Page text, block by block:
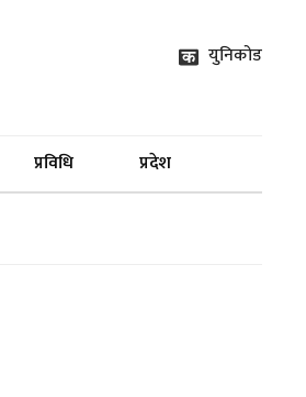
युनिकोड
प्रविधि प्रदेश